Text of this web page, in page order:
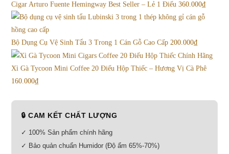
Cigar Arturo Fuente Hemingway Best Seller – Lẻ 1 Điếu 360.000₫
Bộ Dụng Cụ Vệ Sinh Tẩu 3 Trong 1 Cán Gỗ Cao Cấp 200.000₫
Xì Gà Tycoon Mini Coffee 20 Điếu Hộp Thiếc – Hương Vị Cà Phê
160.000₫
🔒 CAM KẾT CHẤT LƯỢNG
✓ 100% Sản phẩm chính hãng
✓ Bảo quản chuẩn Humidor (Độ ẩm 65%-70%)